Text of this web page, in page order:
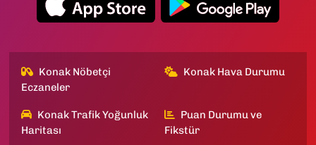
Konak Nöbetçi
Eczaneler
Konak Hava Durumu
Konak Trafik Yoğunluk
Haritası
Puan Durumu ve
Fikstür